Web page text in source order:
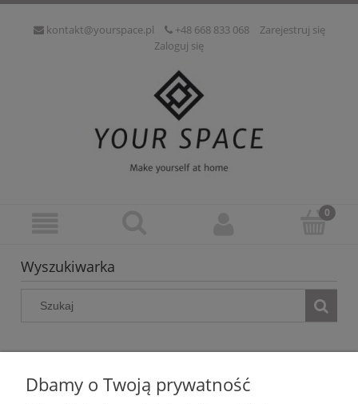
kontakt@yourspace.pl +48 668 833 068
Zarejestruj się
Zaloguj się
Wyszukiwarka
Ten produkt jest niedostępny.
Dbamy o Twoją prywatność